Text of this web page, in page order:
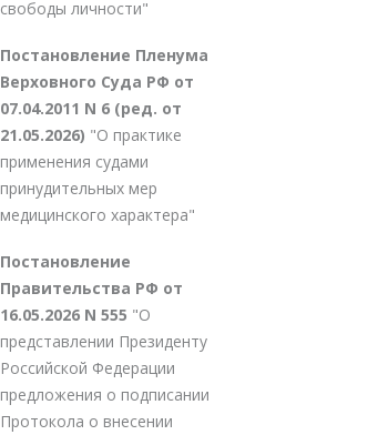
свободы личности"
Постановление Пленума
Верховного Суда РФ от
07.04.2011 N 6 (ред. от
21.05.2026) "О практике
применения судами
принудительных мер
медицинского характера"
Постановление
Правительства РФ от
16.05.2026 N 555 "О
представлении Президенту
Российской Федерации
предложения о подписании
Протокола о внесении